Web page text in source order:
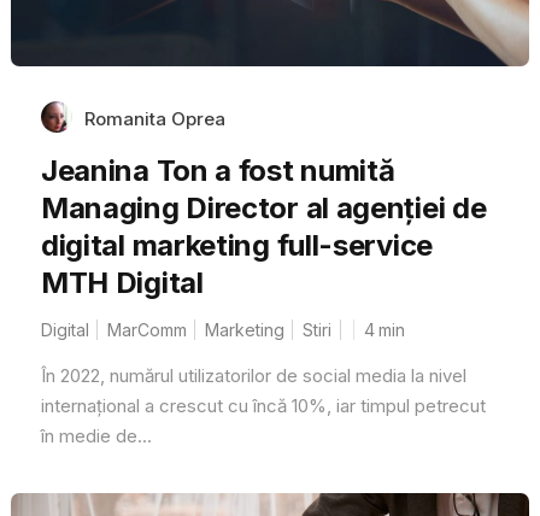
Romanita Oprea
Jeanina Ton a fost numită
Managing Director al agenției de
digital marketing full-service
MTH Digital
Digital MarComm Marketing Stiri 4min
În 2022, numărul utilizatorilor de social media la nivel
internațional a crescut cu încă 10%, iar timpul petrecut
în medie de...